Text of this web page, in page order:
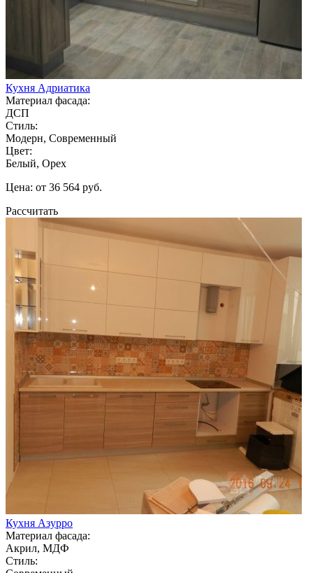
Кухня Адриатика
Материал фасада:
ДСП
Стиль:
Модерн, Современный
Цвет:
Белый, Орех
Цена: от 36 564 руб.
Рассчитать
Кухня Азурро
Материал фасада:
Акрил, МДФ
Стиль: